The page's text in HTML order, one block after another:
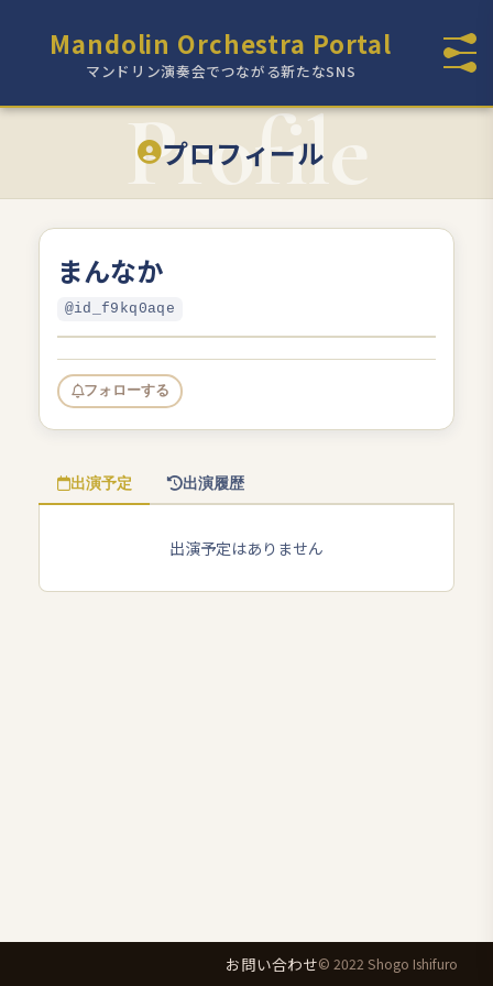
Mandolin Orchestra Portal
マンドリン演奏会でつながる新たなSNS
プロフィール
まんなか
@id_f9kq0aqe
フォローする
出演予定 出演履歴
出演予定はありません
お問い合わせ© 2022 Shogo Ishifuro